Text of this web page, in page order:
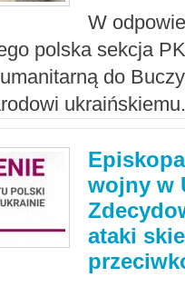
W
polska sekcja
do
wojny w
ataki